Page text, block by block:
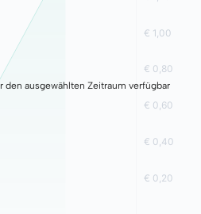
den ausgewählten Zeitraum verfügbar